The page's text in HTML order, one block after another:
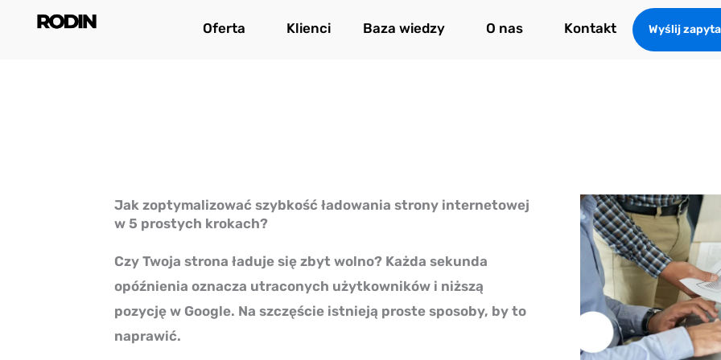
Przejdź
Oferta Klienci Baza wiedzy O nas Kontakt Wyślij
Jak zoptymalizować szybkość ładowania strony internetowej
w 5 prostych krokach?
Czy Twoja strona ładuje się zbyt wolno? Każda sekunda
opóźnienia oznacza utraconych użytkowników i niższą
pozycję w Google. Na szczęście istnieją proste sposoby, by to
naprawić.